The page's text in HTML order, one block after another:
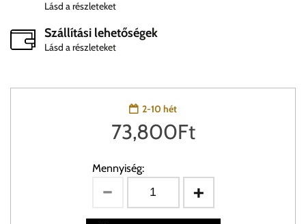
Lásd a részleteket
Szállítási lehetőségek
Lásd a részleteket
2-10 hét
73,800Ft
Mennyiség: